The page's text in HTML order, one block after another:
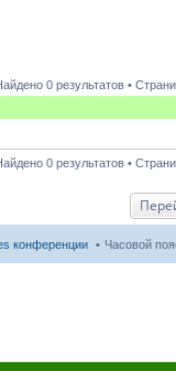
0 результатов •
0 результатов •
Часовой
конференции